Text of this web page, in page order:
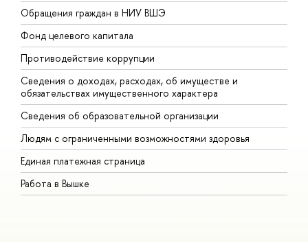
Обращения граждан в НИУ ВШЭ
Фонд целевого капитала
Противодействие коррупции
Сведения о доходах, расходах, об имуществе и
обязательствах имущественного характера
Сведения об образовательной организации
Людям с ограниченными возможностями здоровья
Единая платежная страница
Работа в Вышке